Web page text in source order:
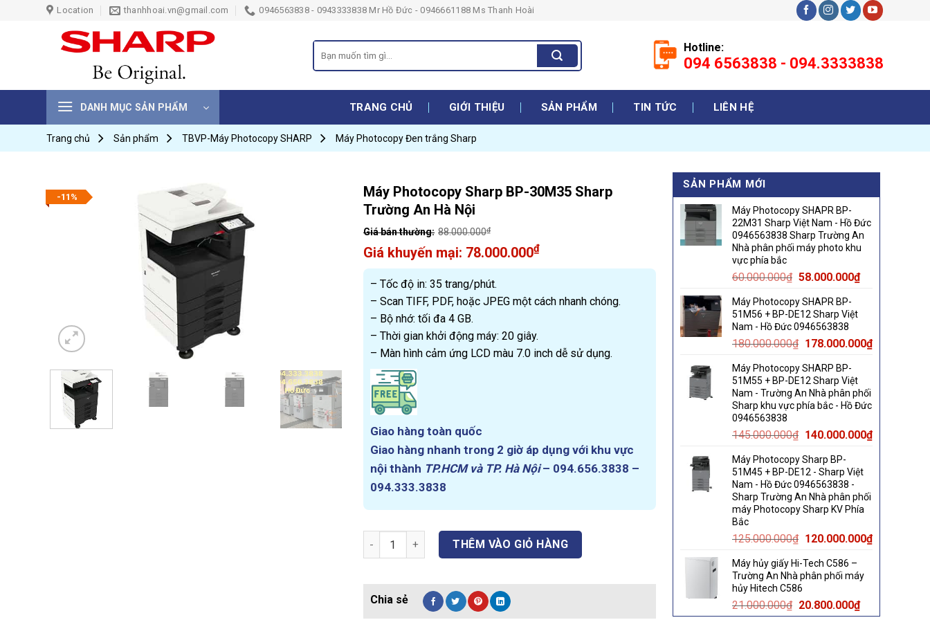
Location thanhhoai.vn@gmail.com 0946563838 - 0943333838 Mr Hồ Đức - 0946661188 Ms Thanh Hoài
for:
Hotline:
094 6563838 - 094.3333838
DANH MỤC SẢN PHẨM TRANG CHỦ GIỚI THIỆU SẢN PHẨM TIN TỨC LIÊN HỆ
Trang chủ Sản phẩm TBVP-Máy Photocopy SHARP Máy Photocopy Đen trắng Sharp
SẢN PHẨM MỚI
Máy Photocopy SHAPR BP-
22M31 Sharp Việt Nam - Hồ Đức
0946563838 Sharp Trường An
Nhà phân phối máy photo khu
vực phía bắc
60.000.000₫ Original
was:
60.000.000₫.
58.000.000₫Current
Máy Photocopy SHAPR BP-
51M56 + BP-DE12 Sharp Việt
Nam - Hồ Đức 0946563838
180.000.000₫ Original
was:
180.000.000₫.
178.000.000₫Current
Máy Photocopy SHARP BP-
51M55 + BP-DE12 Sharp Việt
Nam - Trường An Nhà phân phối
Sharp khu vực phía bắc - Hồ Đức
0946563838
145.000.000₫ Original
was:
145.000.000₫.
140.000.000₫Current
Máy Photocopy Sharp BP-
51M45 + BP-DE12 - Sharp Việt
Nam - Hồ Đức 0946563838 -
Sharp Trường An Nhà phân phối
máy Photocopy Sharp KV Phía
Bắc
125.000.000₫ Original
was:
125.000.000₫.
120.000.000₫Current
Máy hủy giấy Hi-Tech C586 –
Trường An Nhà phân phối máy
hủy Hitech C586
21.000.000₫ Original
20.800.000₫Current
-11%
Máy Photocopy Sharp BP-30M35 Sharp
Trường An Hà Nội
88.000.000₫
Original
price
was:
88.000.000₫.
78.000.000₫
Current
price
is:
78.000.000₫.
– Tốc độ in: 35 trang/phút.
– Scan TIFF, PDF, hoặc JPEG một cách nhanh chóng.
– Bộ nhớ: tối đa 4 GB.
– Thời gian khởi động máy: 20 giây.
– Màn hình cảm ứng LCD màu 7.0 inch dễ sử dụng.
Giao hàng toàn quốc
Giao hàng nhanh trong 2 giờ áp dụng với khu vực
nội thành TP.HCM và TP. Hà Nội– 094.656.3838 –
094.333.3838
Máy Photocopy Sharp BP-30M35 Sharp Trường An Hà Nội quantity
THÊM VÀO GIỎ HÀNG